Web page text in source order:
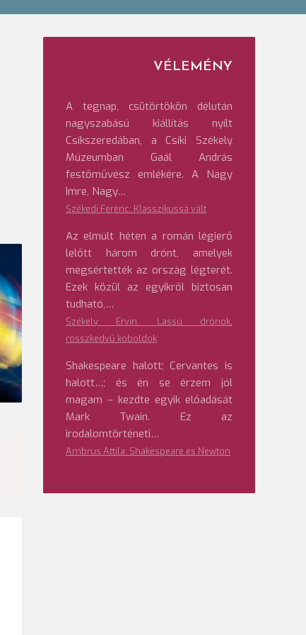
VÉLEMÉNY
A tegnap, csütörtökön délután
nagyszabású kiállítás nyílt
Csíkszeredában, a Csíki Székely
Múzeumban Gaál András
festőművész emlékére. A Nagy
Imre, Nagy…
Székedi Ferenc: Klasszikussá vált
Az elmúlt héten a román légierő
lelőtt három drónt, amelyek
megsértették az ország légterét.
Ezek közül az egyikről biztosan
tudható,…
Székely Ervin: Lassú drónok,
rosszkedvű koboldok
Shakespeare halott; Cervantes is
halott…; és én se érzem jól
magam – kezdte egyik előadását
Mark Twain. Ez az
irodalomtörténeti…
Ambrus Attila: Shakespeare és Newton